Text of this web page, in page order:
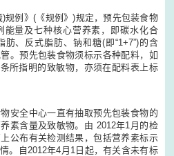
)规例》(《规例》)规定，预先包装食物
能量及七种核心营养素，即碳水化合
、反式脂肪、钠和糖(即“1+7”)的含
。预先包装食物须标示各种配料，如
所指明的致敏物，亦须在配料表上标
安全中心一直有抽取预先包装食物的
素含量及致敏物。由 2012年1月的检
公布有关检测结果，包括营养素标示
。自2012年4月1日起，有关含未有标